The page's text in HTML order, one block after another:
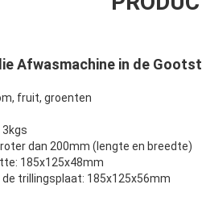
Afwasmachine in de
fruit, groenten
dan 200mm (lengte en breedte)
185x125x48mm
de trillingsplaat: 185x125x56mm